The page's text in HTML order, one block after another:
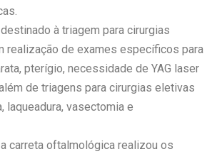
à triagem para cirurgias
realização de exames específicos para
pterígio, necessidade de YAG laser
de triagens para cirurgias eletivas
laqueadura, vasectomia e
carreta oftalmológica realizou os